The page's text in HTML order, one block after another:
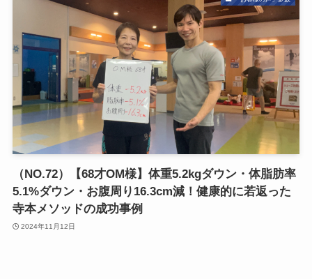
（NO.72）【68才OM様】体重5.2kgダウン・体脂肪率
5.1%ダウン・お腹周り16.3cm減！健康的に若返った
寺本メソッドの成功事例
2024年11月12日